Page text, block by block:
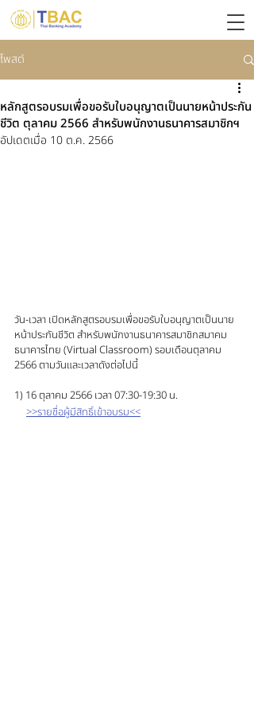
โพสต์
หลักสูตรอบรมเพื่อขอรับใบอนุญาตเป็นนายหน้าประกัน
ชีวิต ตุลาคม 2566 สำหรับพนักงานธนาคารสมาชิกฯ
อัปเดตเมื่อ 10 ต.ค. 2566
วัน-เวลา เปิดหลักสูตรอบรมเพื่อขอรับใบอนุญาตเป็นนาย
หน้าประกันชีวิต สำหรับพนักงานธนาคารสมาชิกสมาคม
ธนาคารไทย (Virtual Classroom) รอบเดือนตุลาคม
2566 ตามวันและเวลาดังต่อไปนี้
1) 16 ตุลาคม 2566 เวลา 07:30-19:30 น.
>>รายชื่อผู้มีสิทธิ์เข้าอบรม<<